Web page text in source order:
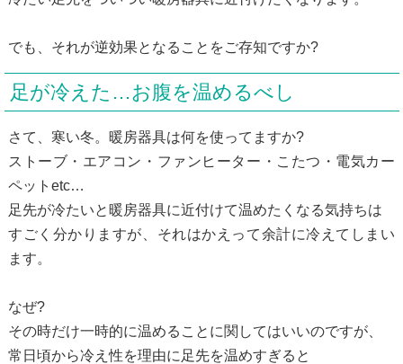
でも、それが逆効果となることをご存知ですか?
足が冷えた…お腹を温めるべし
さて、寒い冬。暖房器具は何を使ってますか?
ストーブ・エアコン・ファンヒーター・こたつ・電気カー
ペットetc…
足先が冷たいと暖房器具に近付けて温めたくなる気持ちは
すごく分かりますが、それはかえって余計に冷えてしまい
ます。
なぜ?
その時だけ一時的に温めることに関してはいいのですが、
常日頃から冷え性を理由に足先を温めすぎると